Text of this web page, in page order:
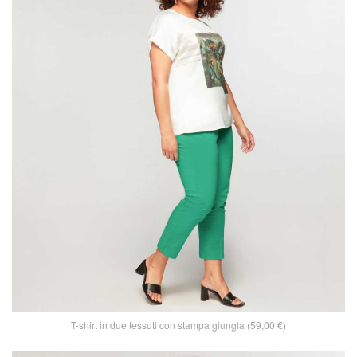
T-shirt in due tessuti con stampa giungla (59,00 €)